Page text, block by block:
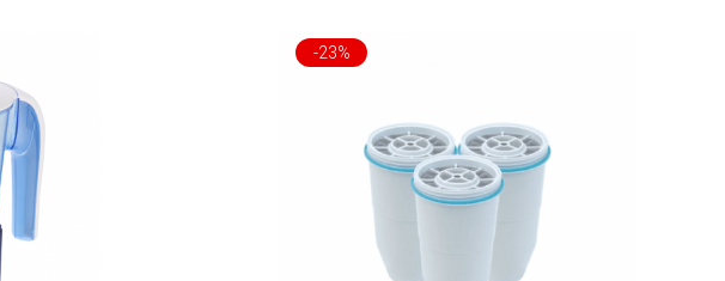
-23%